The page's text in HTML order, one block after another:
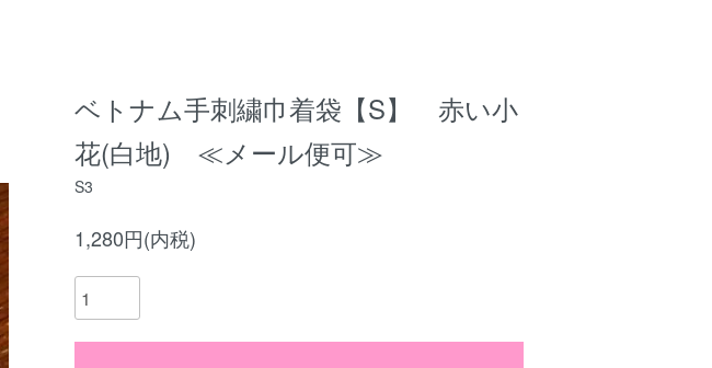
ベトナム手刺繍巾着袋【S】 赤い小
花(白地) ≪メール便可≫
S3
1,280円(内税)